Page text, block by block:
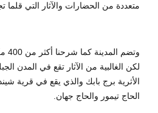
متعددة من الحضارات والآثار التي قلما
لكن الغالبية من الآثار تقع في المدن
الأثرية برج بابك والذي يقع في قرية
الحاج تيمور والحاج جهان.